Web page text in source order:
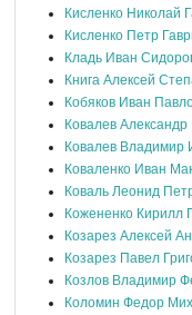
Кисленко Николай
Кисленко Петр
Кладь Иван
Книга Алексей
Кобяков Иван
Ковалев
Ковалев Владимир
Коваленко Иван
Коваль Леонид
Кожененко Кирилл
Козарез Алексей
Козарез Павел
Козлов Владимир
Коломин Федор